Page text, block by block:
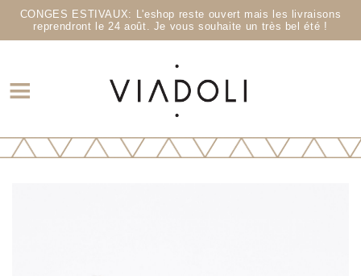
CONGES ESTIVAUX: L'eshop reste ouvert mais les livraisons
reprendront le 24 août. Je vous souhaite un très bel été !